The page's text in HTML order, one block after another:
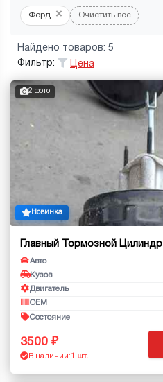
Форд × Очистить все
Найдено товаров: 5
Фильтр:
Цена
2 фото
Новинка
Главный Тормозной Цилиндр
Авто
Кузов
Двигатель
OEM
Состояние
3500
В наличии: 1 шт.